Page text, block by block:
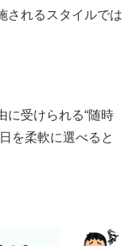
されるスタイルでは
に受けられる“随時
を柔軟に選べると